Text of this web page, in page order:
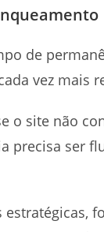
de
vez mais
o site não
precisa ser
estratégicas,